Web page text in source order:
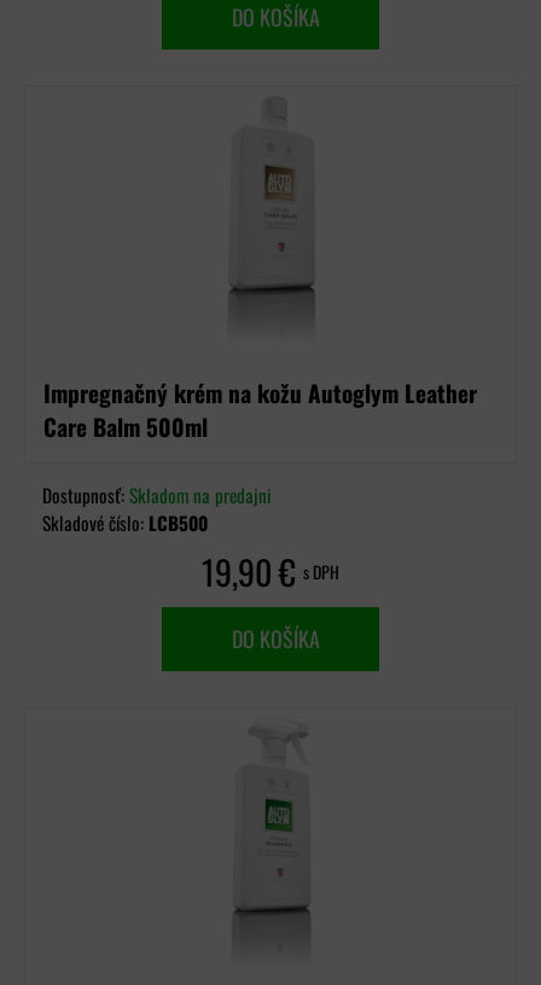
DO KOŠÍKA
Impregnačný krém na kožu Autoglym Leather
Care Balm 500ml
Dostupnosť:Skladom na predajni
Skladové číslo: LCB500
19,90 € s DPH
DO KOŠÍKA